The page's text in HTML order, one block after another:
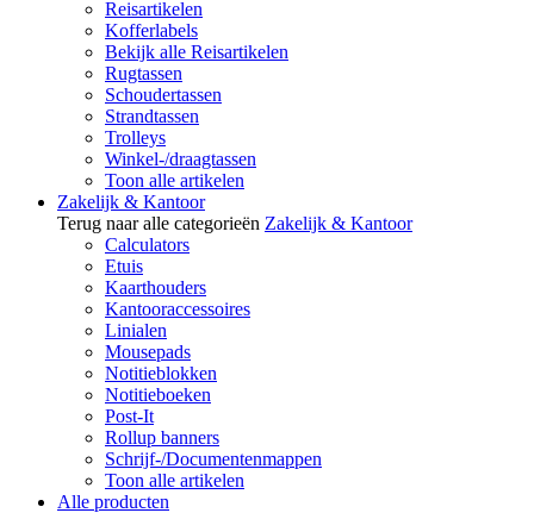
Reisartikelen
Kofferlabels
Bekijk alle Reisartikelen
Rugtassen
Schoudertassen
Strandtassen
Trolleys
Winkel-/draagtassen
Toon alle artikelen
Zakelijk & Kantoor
Terug naar alle categorieën Zakelijk & Kantoor
Calculators
Etuis
Kaarthouders
Kantooraccessoires
Linialen
Mousepads
Notitieblokken
Notitieboeken
Post-It
Rollup banners
Schrijf-/Documentenmappen
Toon alle artikelen
Alle producten